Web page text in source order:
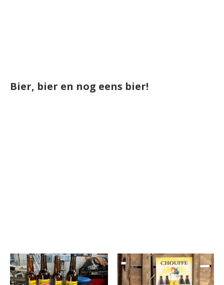
Bier, bier en nog eens bier!